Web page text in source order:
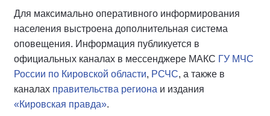
Для максимально оперативного информирования
населения выстроена дополнительная система
оповещения. Информация публикуется в
официальных каналах в мессенджере МАКС ГУ МЧС
России по Кировской области, РСЧС, а также в
каналах правительства региона и издания
«Кировская правда».